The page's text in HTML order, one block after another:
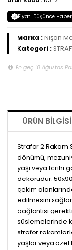
Fiyatı Düşünce
Marka :Nişan
Kategori :
En geç 10 Ağustos
ÜRÜN BILGISI
Strafor 2 Rakam
dönümü,
yaşı veya tarihi
dekorudur.
çekim
edilmesini
bağlantısı
süslemelerinde
strafor
yaşlar veya özel